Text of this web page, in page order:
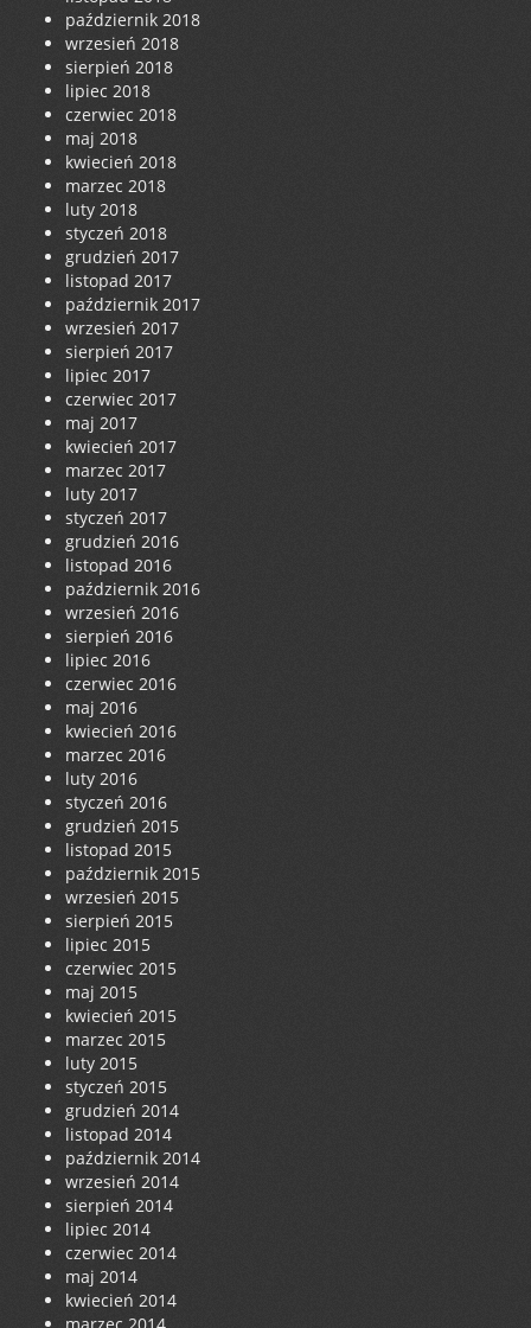
październik 2018
wrzesień 2018
sierpień 2018
lipiec 2018
czerwiec 2018
maj 2018
kwiecień 2018
marzec 2018
luty 2018
styczeń 2018
grudzień 2017
listopad 2017
październik 2017
wrzesień 2017
sierpień 2017
lipiec 2017
czerwiec 2017
maj 2017
kwiecień 2017
marzec 2017
luty 2017
styczeń 2017
grudzień 2016
listopad 2016
październik 2016
wrzesień 2016
sierpień 2016
lipiec 2016
czerwiec 2016
maj 2016
kwiecień 2016
marzec 2016
luty 2016
styczeń 2016
grudzień 2015
listopad 2015
październik 2015
wrzesień 2015
sierpień 2015
lipiec 2015
czerwiec 2015
maj 2015
kwiecień 2015
marzec 2015
luty 2015
styczeń 2015
grudzień 2014
listopad 2014
październik 2014
wrzesień 2014
sierpień 2014
lipiec 2014
czerwiec 2014
maj 2014
kwiecień 2014